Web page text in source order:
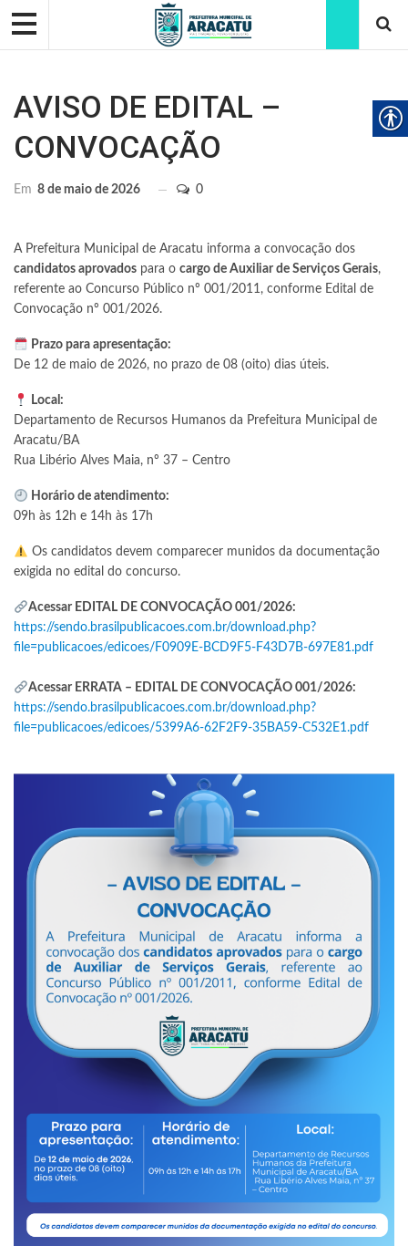
AVISO DE EDITAL –
CONVOCAÇÃO
Em 8 de maio de 2026 0
A Prefeitura Municipal de Aracatu informa a convocação dos
candidatos aprovados para o cargo de Auxiliar de Serviços Gerais,
referente ao Concurso Público nº 001/2011, conforme Edital de
Convocação nº 001/2026.
Prazo para apresentação:
De 12 de maio de 2026, no prazo de 08 (oito) dias úteis.
Local:
Departamento de Recursos Humanos da Prefeitura Municipal de
Aracatu/BA
Rua Libério Alves Maia, nº 37 – Centro
Horário de atendimento:
09h às 12h e 14h às 17h
Os candidatos devem comparecer munidos da documentação
exigida no edital do concurso.
Acessar EDITAL DE CONVOCAÇÃO 001/2026:
https://sendo.brasilpublicacoes.com.br/download.php?
file=publicacoes/edicoes/F0909E-BCD9F5-F43D7B-697E81.pdf
Acessar ERRATA – EDITAL DE CONVOCAÇÃO 001/2026:
https://sendo.brasilpublicacoes.com.br/download.php?
file=publicacoes/edicoes/5399A6-62F2F9-35BA59-C532E1.pdf